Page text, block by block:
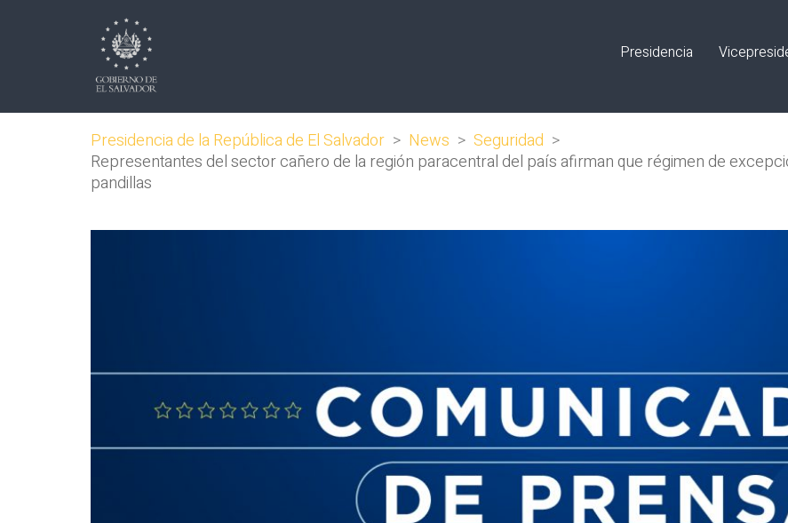
Presidencia
Presidencia de la República de El Salvador > News > Seguridad >
Representantes del sector cañero de la región paracentral del país afirman que régimen de
pandillas